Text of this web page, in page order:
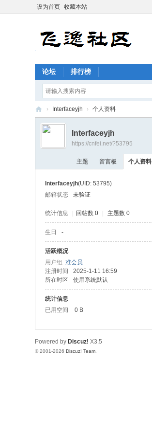
设为首页 收藏本站
论坛 排行榜
飞
社
› Interfaceyjh › 个人资料
Interfaceyjh
https://cnfei.net/?53795
主题 留言板 个人资料
Interfaceyjh(UID: 53795)
邮箱状态
未验证
统计信息 回帖数 0 主题数 0
生日 -
活跃概况
用户组 准会员
注册时间
2025-1-11 16:59
所在时区
使用系统默认
统计信息
已用空间
0 B
Powered by Discuz! X3.5
© 2001-2026 Discuz! Team